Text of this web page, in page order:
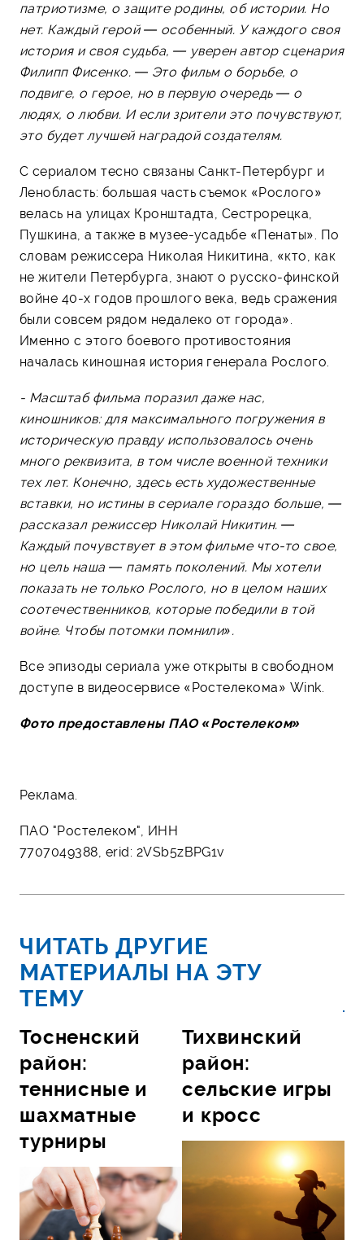
патриотизме, о защите родины, об истории. Но
нет. Каждый герой — особенный. У каждого своя
история и своя судьба, — уверен автор сценария
Филипп Фисенко. — Это фильм о борьбе, о
подвиге, о герое, но в первую очередь — о
людях, о любви. И если зрители это почувствуют,
это будет лучшей наградой создателям.
С сериалом тесно связаны Санкт-Петербург и
Ленобласть: большая часть съемок «Рослого»
велась на улицах Кронштадта, Сестрорецка,
Пушкина, а также в музее-усадьбе «Пенаты». По
словам режиссера Николая Никитина, «кто, как
не жители Петербурга, знают о русско-финской
войне 40-х годов прошлого века, ведь сражения
были совсем рядом недалеко от города».
Именно с этого боевого противостояния
началась киношная история генерала Рослого.
- Масштаб фильма поразил даже нас,
киношников: для максимального погружения в
историческую правду использовалось очень
много реквизита, в том числе военной техники
тех лет. Конечно, здесь есть художественные
вставки, но истины в сериале гораздо больше, —
рассказал режиссер Николай Никитин. —
Каждый почувствует в этом фильме что-то свое,
но цель наша — память поколений. Мы хотели
показать не только Рослого, но в целом наших
соотечественников, которые победили в той
войне. Чтобы потомки помнили».
Все эпизоды сериала уже открыты в свободном
доступе в видеосервисе «Ростелекома» Wink.
Фото предоставлены ПАО «Ростелеком»
Реклама.
ПАО "Ростелеком", ИНН
7707049388, erid: 2VSb5zBPG1v
ЧИТАТЬ ДРУГИЕ
МАТЕРИАЛЫ НА ЭТУ
ТЕМУ
Тосненский
район:
теннисные и
шахматные
турниры
Тихвинский
район:
сельские игры
и кросс